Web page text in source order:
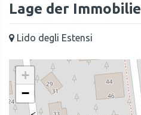
Lage der Immobilie
Lido degli Estensi
+
−